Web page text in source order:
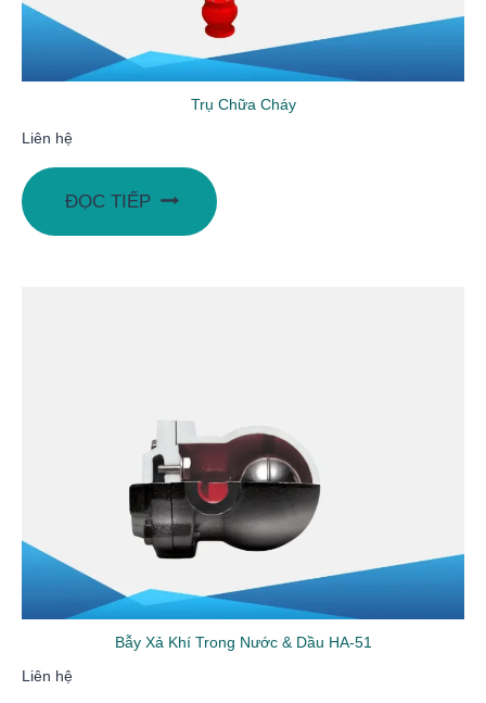
Trụ Chữa Cháy
Liên hệ
ĐỌC TIẾP
Bẫy Xả Khí Trong Nước & Dầu HA-51
Liên hệ